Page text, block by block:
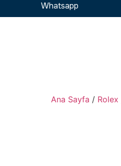
Whatsapp
Ana Sayfa / Rolex